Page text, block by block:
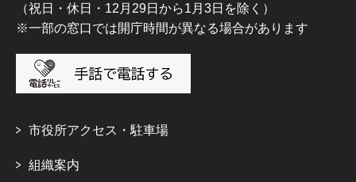
（祝日・休日・12月29日から1月3日を除く）
※一部の窓口では開庁時間が異なる場合があります
市役所アクセス・駐車場
組織案内